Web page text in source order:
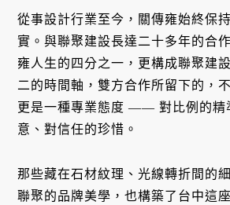
從事設計行業至今，關傳雍始終保
實。與聯聚建設長達二十多年的合
雍人生的四分之一，更構成聯聚建
二的時間軸，雙方合作所留下的，
更是一種專業態度 —— 對比例的精
意、對信任的珍惜。
那些藏在石材紋理、光線轉折間的
聯聚的品牌美學，也構築了台中這